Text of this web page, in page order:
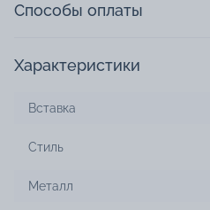
Способы оплаты
Характеристики
Вставка
Стиль
Металл